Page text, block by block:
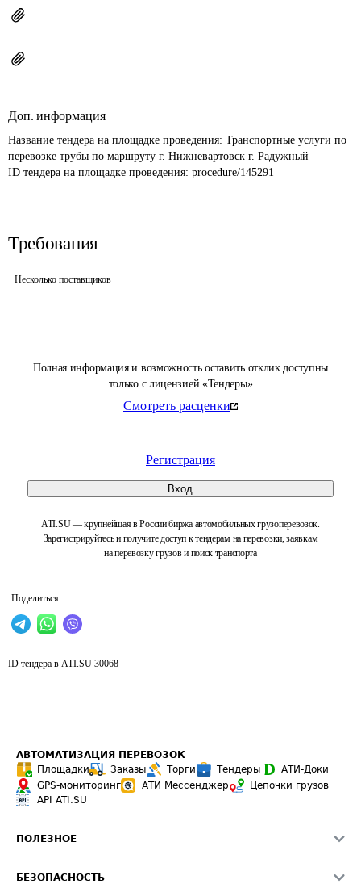
Полная информация и возможность оставить отклик доступны
только с лицензией «Тендеры»
Смотреть расценки
Регистрация
Вход
ATI.SU — крупнейшая в России биржа автомобильных грузоперевозок.
Зарегистрируйтесь и получите доступ к тендерам на перевозки, заявкам
на перевозку грузов и поиск транспорта
Поделиться
Доп. информация
Название тендера на площадке проведения: Транспортные услуги по
перевозке трубы по маршруту г. Нижневартовск г. Радужный
ID тендера на площадке проведения: procedure/145291
Требования
Несколько поставщиков
ID тендера в ATI.SU 30068
АВТОМАТИЗАЦИЯ ПЕРЕВОЗОК
Площадки
Заказы Торги Тендеры
АТИ-Доки
GPS-мониторинг
АТИ Мессенджер
Цепочки грузов
API ATI.SU
ПОЛЕЗНОЕ
БЕЗОПАСНОСТЬ